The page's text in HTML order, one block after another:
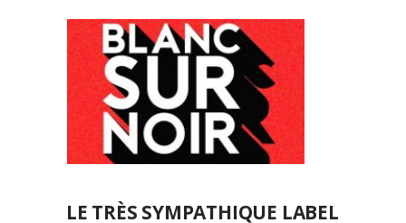
LE TRÈS SYMPATHIQUE LABEL